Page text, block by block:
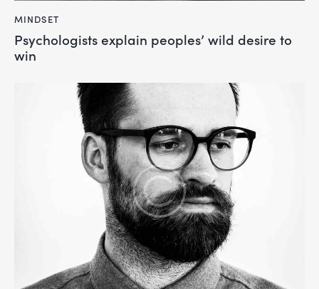
MINDSET
Psychologists explain peoples’ wild desire to
win